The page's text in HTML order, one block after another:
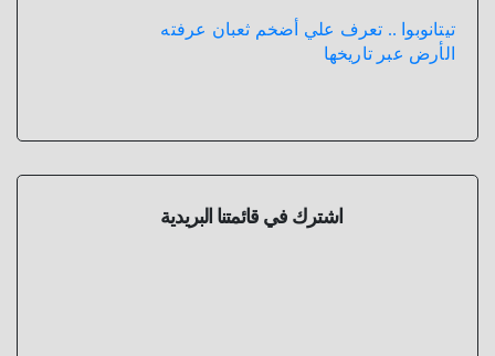
تيتانوبوا .. تعرف علي أضخم ثعبان عرفته
الأرض عبر تاريخها
اشترك في قائمتنا البريدية